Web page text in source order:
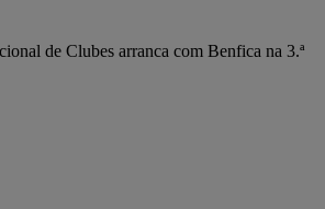
de Clubes arranca com Benfica na 3.ª